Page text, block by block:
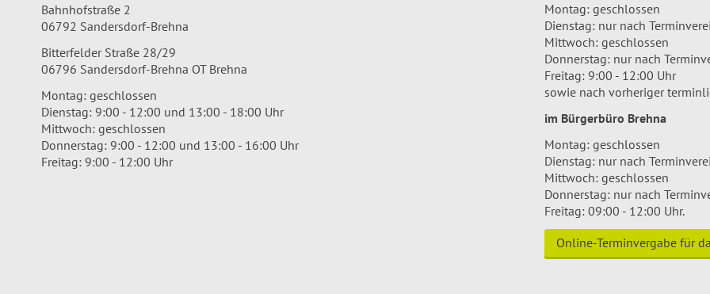
Bahnhofstraße 2
06792 Sandersdorf-Brehna
Bitterfelder Straße 28/29
06796 Sandersdorf-Brehna OT Brehna
Montag: geschlossen
Dienstag: 9:00 - 12:00 und 13:00 - 18:00 Uhr
Mittwoch: geschlossen
Donnerstag: 9:00 - 12:00 und 13:00 - 16:00 Uhr
Freitag: 9:00 - 12:00 Uhr
Montag: geschlossen
Dienstag: nur nach
Mittwoch: geschlossen
Donnerstag: nur nach
Freitag: 9:00 - 12:00 Uhr
sowie nach vorheriger
im Bürgerbüro Brehna
Montag: geschlossen
Dienstag: nur nach
Mittwoch: geschlossen
Donnerstag: nur nach
Freitag: 09:00 - 12:00 Uhr.
Online-Terminvergabe für